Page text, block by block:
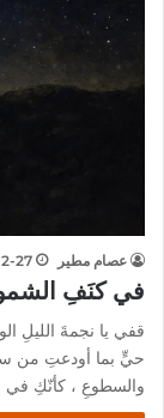
عصام مطير 27
في كنَفِ
قفي يا نجمةَ الليلِ
حيٍّ بما أودعتِ من
والسطوعِ ، كأنّكِ في